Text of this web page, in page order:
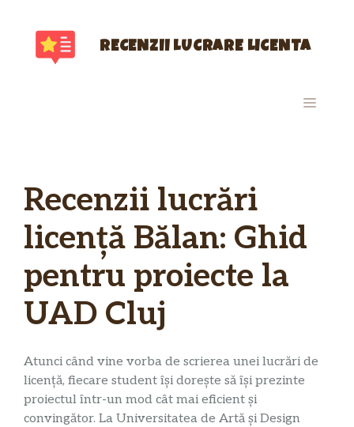
conținut
RECENZII LUCRARE LICENTA
MENIU
Recenzii lucrări
licență Bălan: Ghid
pentru proiecte la
UAD Cluj
Atunci când vine vorba de scrierea unei lucrări de
licență, fiecare student își dorește să își prezinte
proiectul într-un mod cât mai eficient și
convingător. La Universitatea de Artă și Design